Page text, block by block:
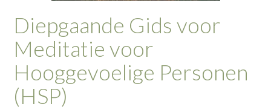
Diepgaande Gids voor
Meditatie voor
Hooggevoelige Personen
(HSP)